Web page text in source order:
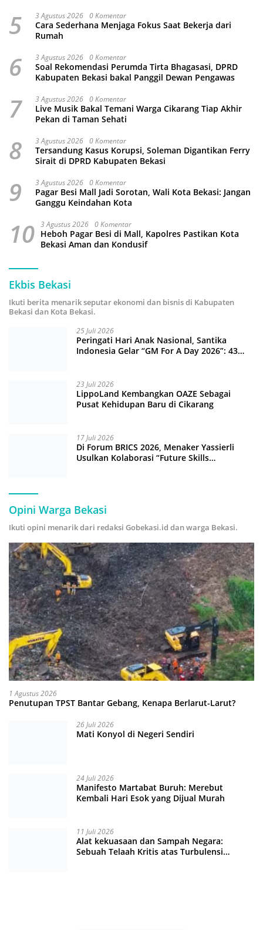
5 3 Agustus 2026 0 Komentar
Cara Sederhana Menjaga Fokus Saat Bekerja dari
Rumah
6 3 Agustus 2026 0 Komentar
Soal Rekomendasi Perumda Tirta Bhagasasi, DPRD
Kabupaten Bekasi bakal Panggil Dewan Pengawas
7 3 Agustus 2026 0 Komentar
Live Musik Bakal Temani Warga Cikarang Tiap Akhir
Pekan di Taman Sehati
8 3 Agustus 2026 0 Komentar
Tersandung Kasus Korupsi, Soleman Digantikan Ferry
Sirait di DPRD Kabupaten Bekasi
9 3 Agustus 2026 0 Komentar
Pagar Besi Mall Jadi Sorotan, Wali Kota Bekasi: Jangan
Ganggu Keindahan Kota
10 3 Agustus 2026 0 Komentar
Heboh Pagar Besi di Mall, Kapolres Pastikan Kota
Bekasi Aman dan Kondusif
Ekbis Bekasi
Ikuti berita menarik seputar ekonomi dan bisnis di Kabupaten
Bekasi dan Kota Bekasi.
25 Juli 2026
Peringati Hari Anak Nasional, Santika
Indonesia Gelar “GM For A Day 2026”: 43
23 Juli 2026
LippoLand Kembangkan OAZE Sebagai
Pusat Kehidupan Baru di Cikarang
17 Juli 2026
Di Forum BRICS 2026, Menaker Yassierli
Usulkan Kolaborasi “Future Skills
Opini Warga Bekasi
Ikuti opini menarik dari redaksi Gobekasi.id dan warga Bekasi.
1 Agustus 2026
Penutupan TPST Bantar Gebang, Kenapa Berlarut-Larut?
26 Juli 2026
Mati Konyol di Negeri Sendiri
24 Juli 2026
Manifesto Martabat Buruh: Merebut
Kembali Hari Esok yang Dijual Murah
11 Juli 2026
Alat kekuasaan dan Sampah Negara:
Sebuah Telaah Kritis atas Turbulensi